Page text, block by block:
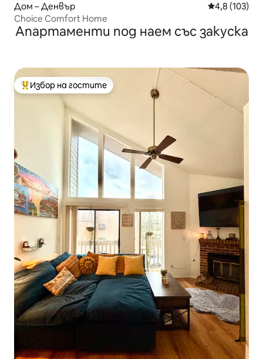
Дом – Денвър Средна
4,8 (103)
Choice Comfort Home
Апартаменти под наем със закуска
Най-популярен избор на гостите
Избор на гостите